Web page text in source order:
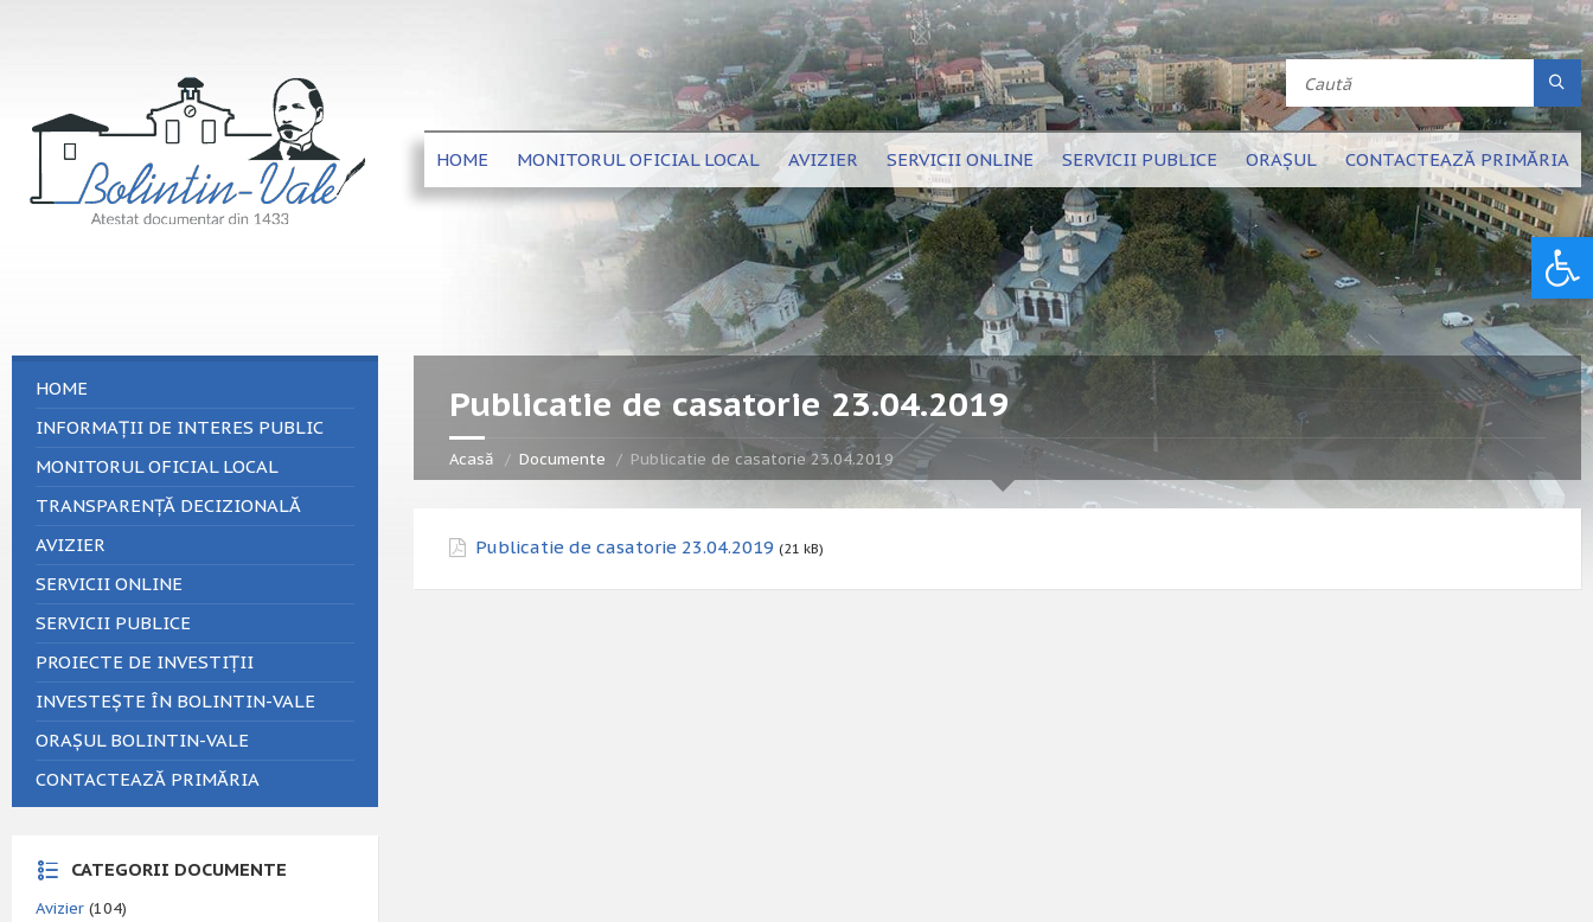
HOME MONITORUL OFICIAL LOCAL AVIZIER SERVICII ONLINE SERVICII PUBLICE ORAȘUL CONTACTEAZĂ PRIMĂRIA
Publicatie de casatorie 23.04.2019
Acasă Documente Publicatie de casatorie 23.04.2019
Publicatie de casatorie 23.04.2019 (21 kB)
HOME
INFORMAȚII DE INTERES PUBLIC
MONITORUL OFICIAL LOCAL
TRANSPARENȚĂ DECIZIONALĂ
AVIZIER
SERVICII ONLINE
SERVICII PUBLICE
PROIECTE DE INVESTIȚII
INVESTEȘTE ÎN BOLINTIN-VALE
ORAȘUL BOLINTIN-VALE
CONTACTEAZĂ PRIMĂRIA
CATEGORII DOCUMENTE
Avizier (104)
Deschide bara de unelte